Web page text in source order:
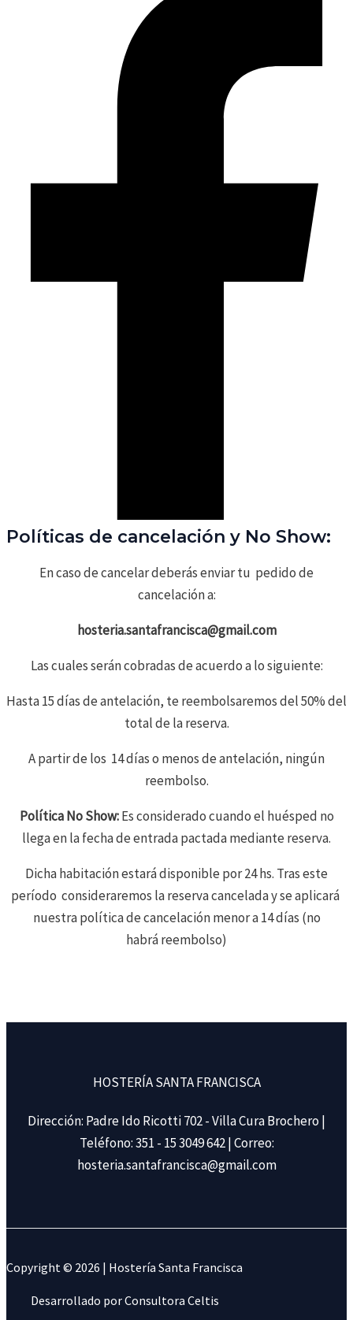
Políticas de cancelación y No Show:
En caso de cancelar deberás enviar tu pedido de
cancelación a:
hosteria.santafrancisca@gmail.com
Las cuales serán cobradas de acuerdo a lo siguiente:
Hasta 15 días de antelación, te reembolsaremos del 50% del
total de la reserva.
A partir de los 14 días o menos de antelación, ningún
reembolso.
Política No Show:Es considerado cuando el huésped no
llega en la fecha de entrada pactada mediante reserva.
Dicha habitación estará disponible por 24 hs. Tras este
período consideraremos la reserva cancelada y se aplicará
nuestra política de cancelación menor a 14 días (no
habrá reembolso)
HOSTERÍA SANTA FRANCISCA
Dirección: Padre Ido Ricotti 702 - Villa Cura Brochero |
Teléfono: 351 - 15 3049 642 | Correo:
hosteria.santafrancisca@gmail.com
Copyright © 2026 | Hostería Santa Francisca
Desarrollado por Consultora Celtis